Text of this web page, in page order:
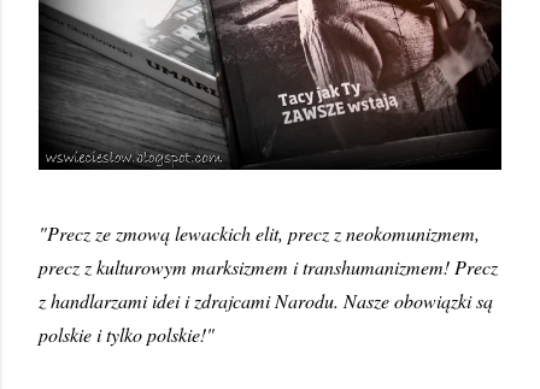
"Precz ze zmową lewackich elit, precz z neokomunizmem,
precz z kulturowym marksizmem i transhumanizmem! Precz
z handlarzami idei i zdrajcami Narodu. Nasze obowiązki są
polskie i tylko polskie!"